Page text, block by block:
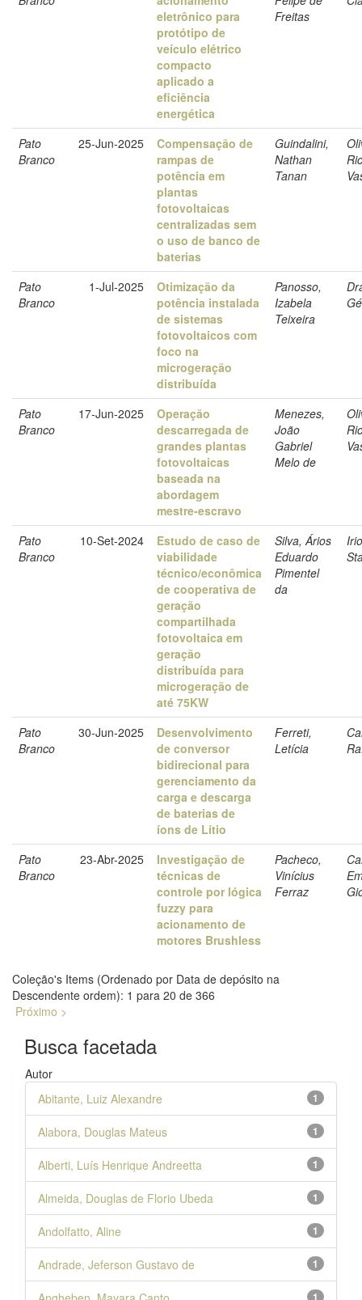
eletrônico para
protótipo de
veículo elétrico
compacto
aplicado a
eficiência
energética
Freitas
Pato
Branco
25-Jun-2025
Compensação de
rampas de
potência em
plantas
fotovoltaicas
centralizadas sem
o uso de banco de
baterias
Guindalini,
Nathan
Tanan
Pato
Branco
1-Jul-2025
Otimização da
potência instalada
de sistemas
fotovoltaicos com
foco na
microgeração
distribuída
Panosso,
Izabela
Teixeira
Pato
Branco
17-Jun-2025
Operação
descarregada de
grandes plantas
fotovoltaicas
baseada na
abordagem
mestre-escravo
Menezes,
João
Gabriel
Melo de
Pato
Branco
10-Set-2024
Estudo de caso de
viabilidade
técnico/econômica
de cooperativa de
geração
compartilhada
fotovoltaica em
geração
distribuída para
microgeração de
até 75KW
Silva, Ários
Eduardo
Pimentel
da
Pato
Branco
30-Jun-2025
Desenvolvimento
de conversor
bidirecional para
gerenciamento da
carga e descarga
de baterias de
íons de Lítio
Ferreti,
Letícia
Pato
Branco
23-Abr-2025
Investigação de
técnicas de
controle por lógica
fuzzy para
acionamento de
motores Brushless
Pacheco,
Vinícius
Ferraz
Coleção's Items (Ordenado por Data de depósito na
Descendente ordem): 1 para 20 de 366
Próximo >
Busca facetada
Autor
1
Abitante, Luiz Alexandre
1
Alabora, Douglas Mateus
1
Alberti, Luís Henrique Andreetta
1
Almeida, Douglas de Florio Ubeda
1
Andolfatto, Aline
1
Andrade, Jeferson Gustavo de
1